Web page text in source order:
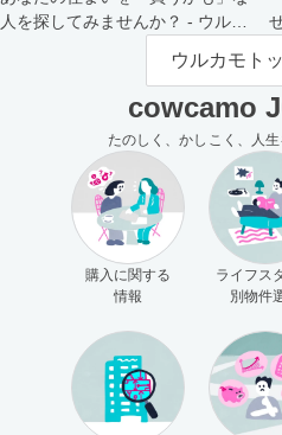
人を探してみませんか？ - ウルカ
ウルカモト
cowcamo
たのしく、かしこく、人
購入に関する
情報
ライフス
別物件